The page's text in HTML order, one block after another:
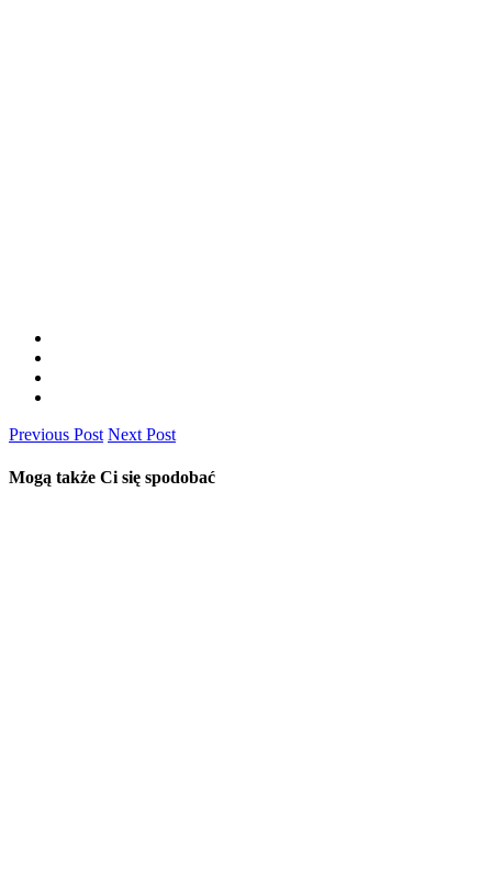
Previous Post Next Post
Mogą także Ci się spodobać